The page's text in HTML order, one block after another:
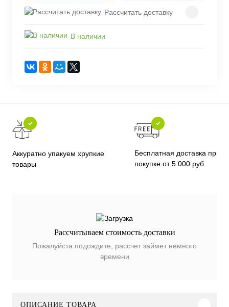
Рассчитать доставку
В наличии
Аккуратно упакуем хрупкие
товары
Бесплатная доставка при
покупке от 5 000 руб
Рассчитываем стоимость доставки
Пожалуйста подождите, рассчет займет немного
времени
ОПИСАНИЕ ТОВАРА